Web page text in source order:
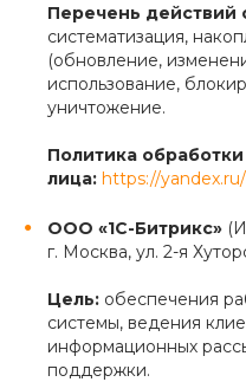
Перечень действий
систематизация,
(обновление,
использование,
уничтожение.
Политика
лица: https://
ООО «1С-Битрикс»
г. Москва, ул. 2-я
Цель: обеспечения
системы, ведения
информационных
поддержки.